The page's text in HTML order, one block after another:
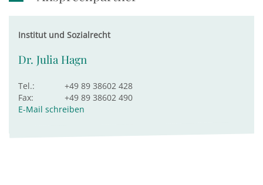
Institut und Sozialrecht
Dr. Julia Hagn
Tel.:
+49 89 38602 428
Fax:
+49 89 38602 490
E-Mail schreiben